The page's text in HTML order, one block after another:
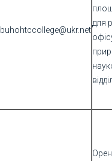
buhohtccollege@ukr.net
для